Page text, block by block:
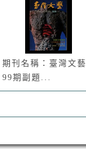
期刊名稱：臺灣文藝
99期副題...